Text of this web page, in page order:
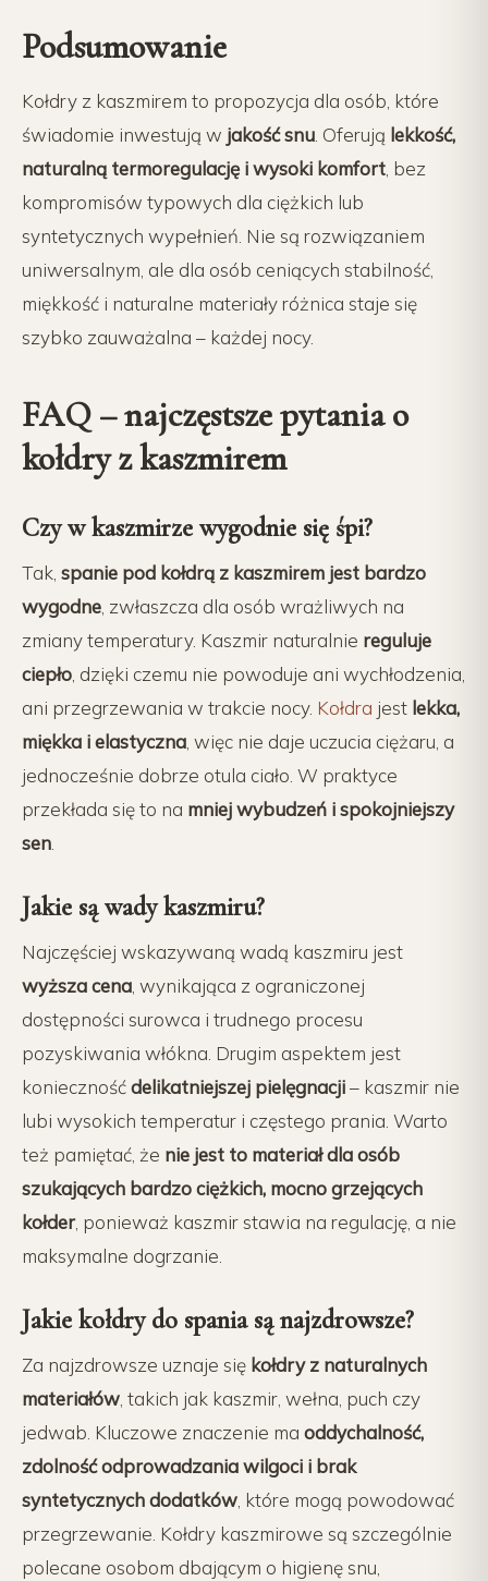
Podsumowanie
Kołdry z kaszmirem to propozycja dla osób, które
świadomie inwestują w jakość snu. Oferują lekkość,
naturalną termoregulację i wysoki komfort, bez
kompromisów typowych dla ciężkich lub
syntetycznych wypełnień. Nie są rozwiązaniem
uniwersalnym, ale dla osób ceniących stabilność,
miękkość i naturalne materiały różnica staje się
szybko zauważalna – każdej nocy.
FAQ – najczęstsze pytania o
kołdry z kaszmirem
Czy w kaszmirze wygodnie się śpi?
Tak, spanie pod kołdrą z kaszmirem jest bardzo
wygodne, zwłaszcza dla osób wrażliwych na
zmiany temperatury. Kaszmir naturalnie reguluje
ciepło, dzięki czemu nie powoduje ani wychłodzenia,
ani przegrzewania w trakcie nocy. Kołdra jest lekka,
miękka i elastyczna, więc nie daje uczucia ciężaru, a
jednocześnie dobrze otula ciało. W praktyce
przekłada się to na mniej wybudzeń i spokojniejszy
sen.
Jakie są wady kaszmiru?
Najczęściej wskazywaną wadą kaszmiru jest
wyższa cena, wynikająca z ograniczonej
dostępności surowca i trudnego procesu
pozyskiwania włókna. Drugim aspektem jest
koniecznośćdelikatniejszej pielęgnacji– kaszmir nie
lubi wysokich temperatur i częstego prania. Warto
też pamiętać, że nie jest to materiał dla osób
szukających bardzo ciężkich, mocno grzejących
kołder, ponieważ kaszmir stawia na regulację, a nie
maksymalne dogrzanie.
Jakie kołdry do spania są najzdrowsze?
Za najzdrowsze uznaje się kołdry z naturalnych
materiałów, takich jak kaszmir, wełna, puch czy
jedwab. Kluczowe znaczenie ma oddychalność,
zdolność odprowadzania wilgoci i brak
syntetycznych dodatków, które mogą powodować
przegrzewanie. Kołdry kaszmirowe są szczególnie
polecane osobom dbającym o higienę snu,